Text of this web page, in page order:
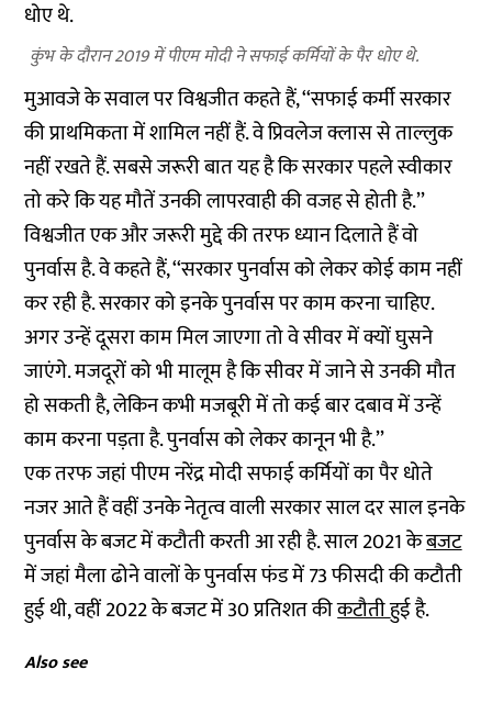
कुंभ के दौरान 2019 में पीएम मोदी ने सफाई कर्मियों के पैर धोए थे.
मुआवजे के सवाल पर विश्वजीत कहते हैं, ‘‘सफाई कर्मी सरकार
की प्राथमिकता में शामिल नहीं हैं. वे प्रिवलेज क्लास से ताल्लुक
नहीं रखते हैं. सबसे जरूरी बात यह है कि सरकार पहले स्वीकार
तो करे कि यह मौतें उनकी लापरवाही की वजह से होती है.’’
विश्वजीत एक और जरूरी मुद्दे की तरफ ध्यान दिलाते हैं वो
पुनर्वास है. वे कहते हैं, ‘‘सरकार पुनर्वास को लेकर कोई काम नहीं
कर रही है. सरकार को इनके पुनर्वास पर काम करना चाहिए.
अगर उन्हें दूसरा काम मिल जाएगा तो वे सीवर में क्यों घुसने
जाएंगे. मजदूरों को भी मालूम है कि सीवर में जाने से उनकी मौत
हो सकती है, लेकिन कभी मजबूरी में तो कई बार दबाव में उन्हें
काम करना पड़ता है. पुनर्वास को लेकर कानून भी है.’’
एक तरफ जहां पीएम नरेंद्र मोदी सफाई कर्मियों का पैर धोते
नजर आते हैं वहीं उनके नेतृत्व वाली सरकार साल दर साल इनके
पुनर्वास के बजट में कटौती करती आ रही है. साल 2021 केबजट
में जहां मैला ढोने वालों के पुनर्वास फंड में 73 फीसदी की कटौती
हुई थी, वहीं 2022 के बजट में 30 प्रतिशत कीकटौतीहुई है.
Also see